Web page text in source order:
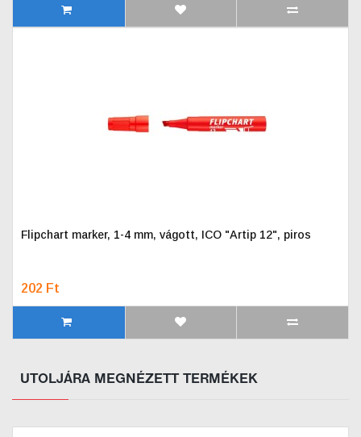
Flipchart marker, 1-4 mm, vágott, ICO "Artip 12", piros
202 Ft
UTOLJÁRA MEGNÉZETT TERMÉKEK